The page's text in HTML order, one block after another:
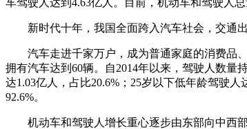
新时代十年，我国全面跨入汽车社会，交通出
汽车走进千家万户，成为普通家庭的消费品、
拥有汽车达到60辆。自2014年以来，驾驶人数量
达1.03亿人，占比20.6%；25岁以下低年龄驾驶
92.6%。
机动车和驾驶人增长重心逐步由东部向中西部